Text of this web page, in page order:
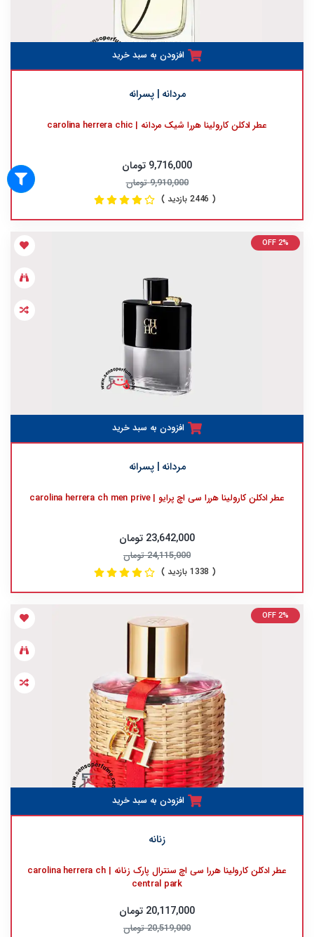
افزودن به سبد خرید
مردانه | پسرانه
عطر ادکلن کارولینا هررا شیک مردانه | carolina herrera chic
9,716,000 تومان
9,910,000 تومان
( 2446 بازدید )
OFF 2%
افزودن به سبد خرید
مردانه | پسرانه
عطر ادکلن کارولینا هررا سی اچ پرایو | carolina herrera ch men prive
23,642,000 تومان
24,115,000 تومان
( 1338 بازدید )
OFF 2%
افزودن به سبد خرید
زنانه
عطر ادکلن کارولینا هررا سی اچ سنترال پارک زنانه | carolina herrera ch
central park
20,117,000 تومان
20,519,000 تومان